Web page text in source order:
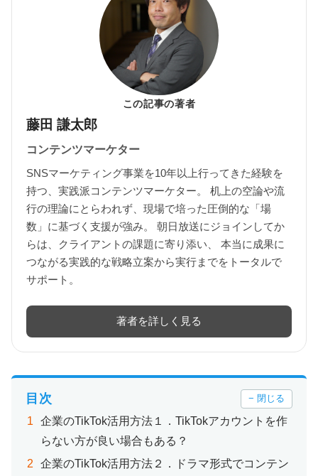
この記事の著者
藤田 謙太郎
コンテンツマーケター
SNSマーケティング事業を10年以上行ってきた経験を
持つ、実践派コンテンツマーケター。 机上の空論や流
行の理論にとらわれず、現場で培った圧倒的な「場
数」に基づく支援が強み。 朝日放送にジョインしてか
らは、クライアントの課題に寄り添い、 本当に成果に
つながる実践的な戦略立案から実行までをトータルで
サポート。
著者を詳しく見る
目次 − 閉じる
企業のTikTok活用方法１．TikTokアカウントを作
らない方が良い場合もある？
企業のTikTok活用方法２．ドラマ形式でコンテン